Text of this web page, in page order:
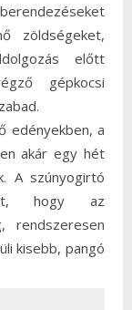
zöldségeket,
előtt
gépkocsi
edényekben, a
akár egy hét
A szúnyogirtó
hogy az
rendszeresen
kisebb, pangó